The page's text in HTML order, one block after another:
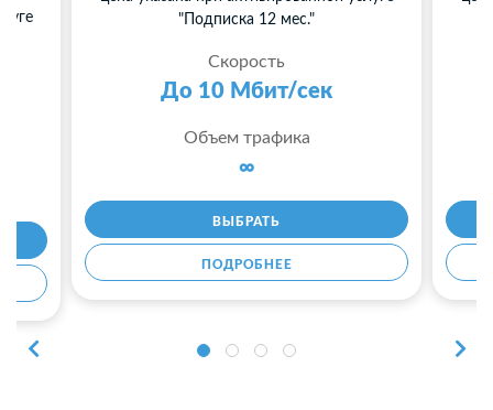
"Подписка 12 мес."
Скорость
До 10 Мбит/сек
Объем трафика
∞
ВЫБРАТЬ
ПОДРОБНЕЕ